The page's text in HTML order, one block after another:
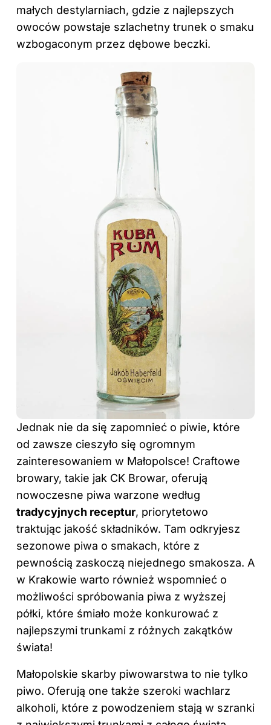
małych destylarniach, gdzie z najlepszych
owoców powstaje szlachetny trunek o smaku
wzbogaconym przez dębowe beczki.
Jednak nie da się zapomnieć o piwie, które
od zawsze cieszyło się ogromnym
zainteresowaniem w Małopolsce! Craftowe
browary, takie jak CK Browar, oferują
nowoczesne piwa warzone według
tradycyjnych receptur, priorytetowo
traktując jakość składników. Tam odkryjesz
sezonowe piwa o smakach, które z
pewnością zaskoczą niejednego smakosza. A
w Krakowie warto również wspomnieć o
możliwości spróbowania piwa z wyższej
półki, które śmiało może konkurować z
najlepszymi trunkami z różnych zakątków
świata!
Małopolskie skarby piwowarstwa to nie tylko
piwo. Oferują one także szeroki wachlarz
alkoholi, które z powodzeniem stają w szranki